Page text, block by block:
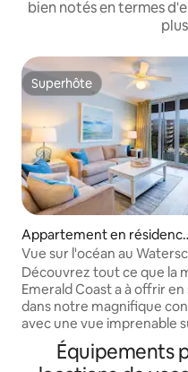
bien notés en termes
Superhôte
Superhôte
Appartement en
⋅ Fort Walton Beach
Vue sur l'océan au
Découvrez tout ce que la
Emerald Coast a à offrir
dans notre magnifique
avec une vue imprenable
tout ce dont vous avez
passer un séjour
Équipements